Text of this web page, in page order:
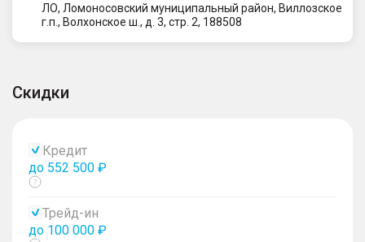
ЛО, Ломоносовский муниципальный район, Виллозское
г.п., Волхонское ш., д. 3, стр. 2, 188508
Скидки
Кредит
до 552 500 ₽
Показать
Трейд-ин
до 100 000 ₽